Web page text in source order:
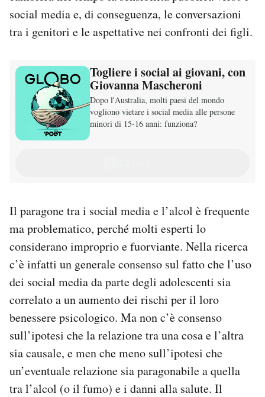
social media e, di conseguenza, le conversazioni
tra i genitori e le aspettative nei confronti dei figli.
Togliere i social ai giovani, con
Giovanna Mascheroni
Dopo l'Australia, molti paesi del mondo
vogliono vietare i social media alle persone
minori di 15-16 anni: funziona?
Il paragone tra i social media e l’alcol è frequente
ma problematico, perché molti esperti lo
considerano improprio e fuorviante. Nella ricerca
c’è infatti un generale consenso sul fatto che l’uso
dei social media da parte degli adolescenti sia
correlato a un aumento dei rischi per il loro
benessere psicologico. Ma non c’è consenso
sull’ipotesi che la relazione tra una cosa e l’altra
sia causale, e men che meno sull’ipotesi che
un’eventuale relazione sia paragonabile a quella
tra l’alcol (o il fumo) e i danni alla salute. Il